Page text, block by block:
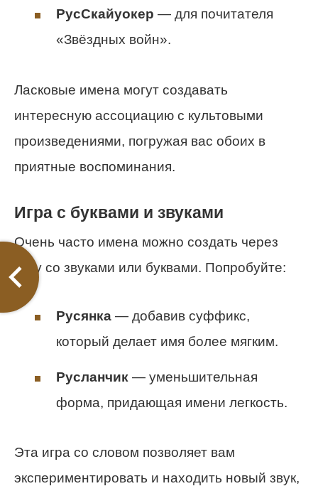
РусСкайуокер — для почитателя
«Звёздных войн».
Ласковые имена могут создавать
интересную ассоциацию с культовыми
произведениями, погружая вас обоих в
приятные воспоминания.
Игра с буквами и звуками
Очень часто имена можно создать через
игру со звуками или буквами. Попробуйте:
Русянка — добавив суффикс,
который делает имя более мягким.
Русланчик — уменьшительная
форма, придающая имени легкость.
Эта игра со словом позволяет вам
экспериментировать и находить новый звук,